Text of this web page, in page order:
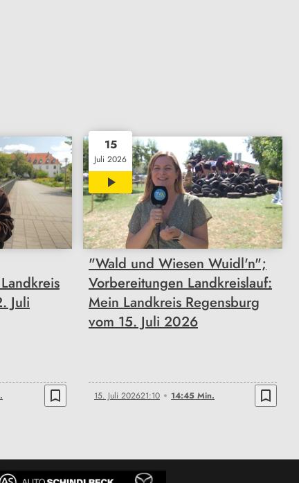
Juli
bookmark_border
15
Juli 2026
14:45
"Wald und Wiesen Wuidl'n";
Vorbereitungen Landkreislauf:
Mein Landkreis Regensburg
vom 15. Juli 2026
15. Juli 202621:10 14:45 Min. bookmark_border